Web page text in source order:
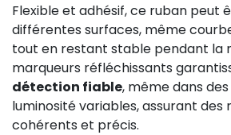
Flexible et adhésif, ce ruban peut
différentes surfaces, même
tout en restant stable pendant la
marqueurs réfléchissants
détection fiable, même dans
luminosité variables, assurant des
cohérents et précis.